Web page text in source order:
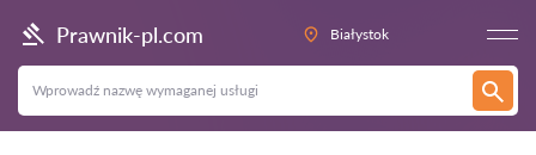
Prawnik-pl.com Białystok
Wstecz